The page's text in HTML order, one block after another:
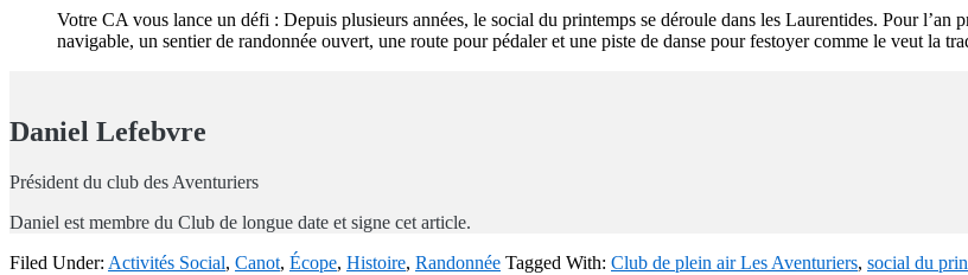
Votre CA vous lance un défi : Depuis plusieurs années, le social du printemps se déroule dans les Laurentides. Pour
navigable, un sentier de randonnée ouvert, une route pour pédaler et une piste de danse pour festoyer comme le veut la
Daniel Lefebvre
Président du club des Aventuriers
Daniel est membre du Club de longue date et signe cet article.
Filed Under: Activités Social, Canot, Écope, Histoire, Randonnée Tagged With: Club de plein air Les Aventuriers, social du